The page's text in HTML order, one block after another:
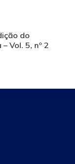
do
Vol. 5, nº 2